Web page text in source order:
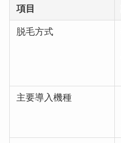
項目
脱毛方式
主要導入機種